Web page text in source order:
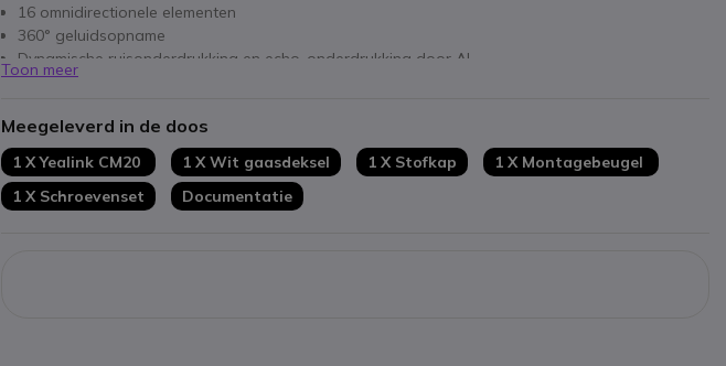
16 omnidirectionele elementen
360° geluidsopname
Dynamische ruisonderdrukking en echo-onderdrukking door AI
Plug & Play aansluiting met Yealink MVC-systemen
Toon meer
Meegeleverd in de doos
1 X Yealink CM20 1 X Wit gaasdeksel 1 X Stofkap
1 X Montagebeugel
1 X Schroevenset
Documentatie